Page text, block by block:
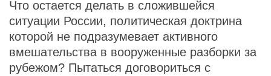
Что остается делать в сложившейся
ситуации России, политическая доктрина
которой не подразумевает активного
вмешательства в вооруженные разборки за
рубежом? Пытаться договориться с